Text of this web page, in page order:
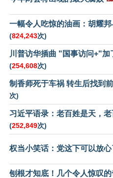
一幅令人吃惊的油画：胡耀
(824,243次)
川普访华插曲 "国事访问+"加
(254,608次)
制香师死于车祸 转生后找到
次)
习近平语录：老百姓是天，
(252,849次)
权当小笑话：党这下可以放心
刨根才知底！几个令人惊叹